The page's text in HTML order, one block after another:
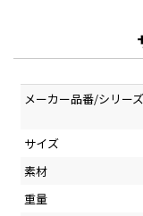
メーカー品番/シリー
サイズ
素材
重量